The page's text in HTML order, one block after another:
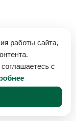
работы сайта,
с